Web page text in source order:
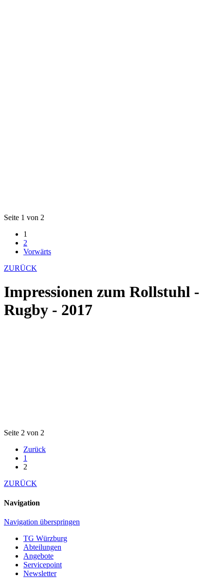
Seite 1 von 2
1
2
Vorwärts
ZURÜCK
Impressionen zum Rollstuhl -
Rugby - 2017
Seite 2 von 2
Zurück
1
2
ZURÜCK
Navigation
Navigation überspringen
TG Würzburg
Abteilungen
Angebote
Servicepoint
Newsletter